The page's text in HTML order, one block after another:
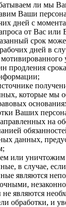
ли мы
Ваши
дней с
от Вас или
срок
дней в
продления
которые мы
Ваших
на
данных,
или
в случае,
являются
незаконно
являются
обработки, и